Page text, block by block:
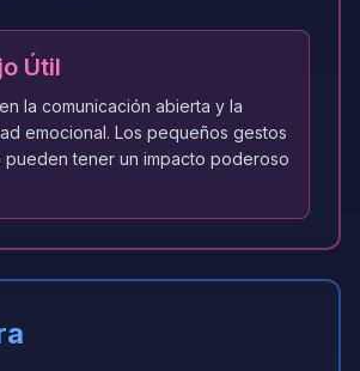
Útil
la comunicación abierta y la
emocional. Los pequeños gestos
tener un impacto poderoso